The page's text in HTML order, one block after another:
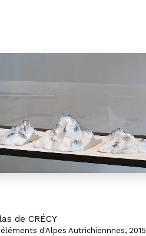
de CRÉCY
d'Alpes Autrichiennnes, 2015